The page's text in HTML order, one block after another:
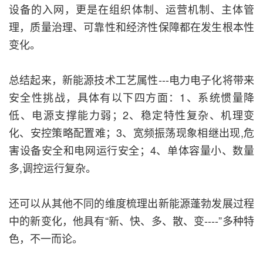
设备的入网，更是在组织体制、运营机制、主体管
理，质量治理、可靠性和经济性保障都在发生根本性
变化。
总结起来，新能源技术工艺属性---电力电子化将带来
安全性挑战，具体有以下四方面：1、系统惯量降
低、电源支撑能力弱；2、稳定特性复杂、机理变
化、安控策略配置难；3、宽频振荡现象相继出现,危
害设备安全和电网运行安全；4、单体容量小、数量
多,调控运行复杂。
还可以从其他不同的维度梳理出新能源蓬勃发展过程
中的新变化，他具有“新、快、多、散、变----”多种特
色，不一而论。